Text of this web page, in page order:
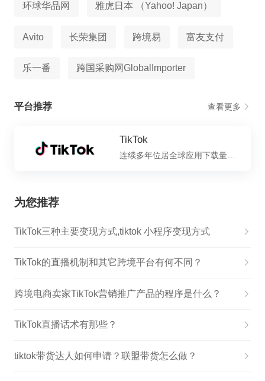
环球华品网 雅虎日本 （Yahoo! Japan）
Avito 长荣集团 跨境易 富友支付
乐一番 跨国采购网GlobalImporter
平台推荐 查看更多
TikTok
连续多年位居全球应用下载量榜单前列
为您推荐
TikTok三种主要变现方式,tiktok 小程序变现方式
TikTok的直播机制和其它跨境平台有何不同？
跨境电商卖家TikTok营销推广产品的程序是什么？
TikTok直播话术有那些？
tiktok带货达人如何申请？联盟带货怎么做？